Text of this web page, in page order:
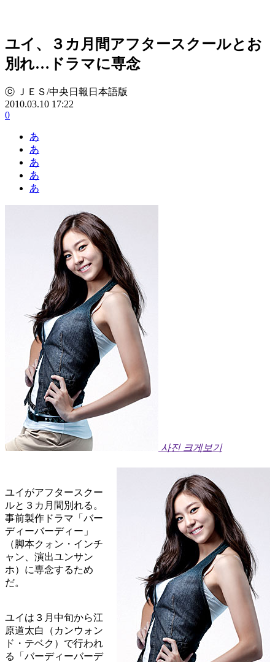
ユイ、３カ月間アフタースクールとお
別れ…ドラマに専念
ⓒ ＪＥＳ/中央日報日本語版
2010.03.10 17:22
0
あ
あ
あ
あ
あ
사진 크게보기
ユイがアフタースクー
ルと３カ月間別れる。
事前製作ドラマ「バー
ディーバーディー」
（脚本クォン・インチ
ャン、演出ユンサン
ホ）に専念するため
だ。
ユイは３月中旬から江
原道太白（カンウォン
ド・テベク）で行われ
る「バーディーバーデ